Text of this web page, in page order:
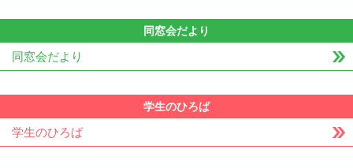
同窓会だより
同窓会だより
学生のひろば
学生のひろば